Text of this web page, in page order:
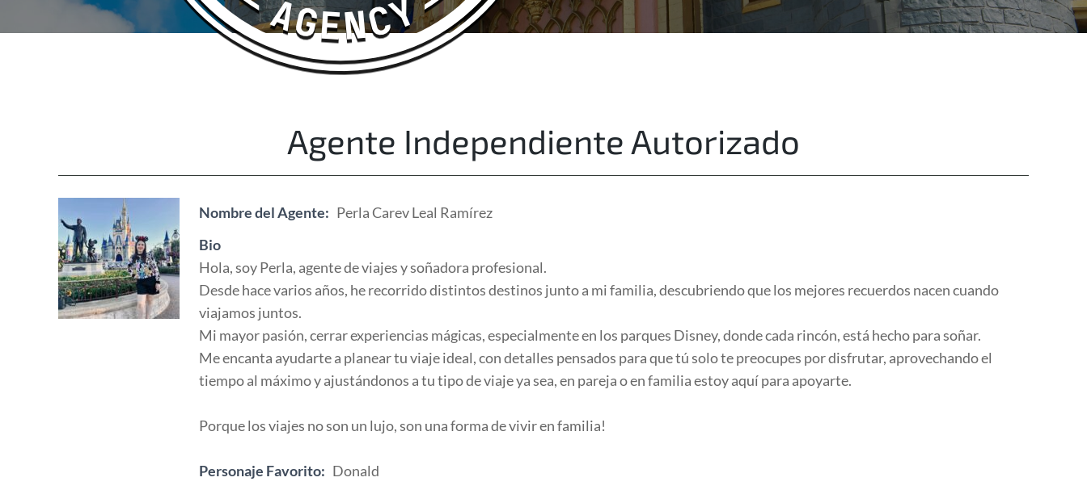
Agente Independiente Autorizado
Nombre del Agente: Perla Carev Leal Ramírez
Bio
Hola, soy Perla, agente de viajes y soñadora profesional.
Desde hace varios años, he recorrido distintos destinos junto a mi familia, descubriendo que los mejores recuerdos nacen cuando
viajamos juntos.
Mi mayor pasión, cerrar experiencias mágicas, especialmente en los parques Disney, donde cada rincón, está hecho para soñar.
Me encanta ayudarte a planear tu viaje ideal, con detalles pensados para que tú solo te preocupes por disfrutar, aprovechando el
tiempo al máximo y ajustándonos a tu tipo de viaje ya sea, en pareja o en familia estoy aquí para apoyarte.
Porque los viajes no son un lujo, son una forma de vivir en familia!
Personaje Favorito: Donald